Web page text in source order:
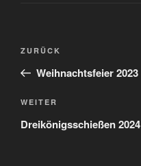
Beitragsnavigation
Vorheriger
Beitrag
ZURÜCK
Weihnachtsfeier 2023
Nächster
Beitrag
WEITER
Dreikönigsschießen 2024